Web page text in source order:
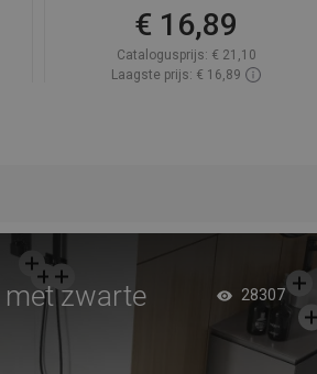
€ 16,89
Catalogusprijs: € 21,10
Laagste prijs: € 16,89
met zwarte
28307